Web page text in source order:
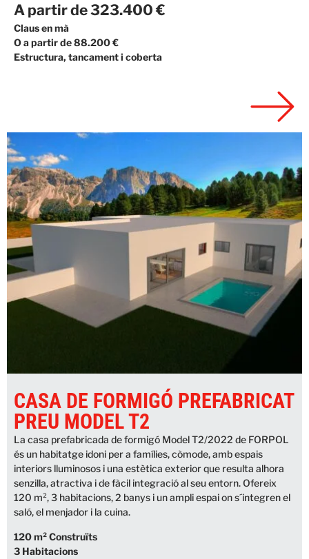
A partir de 323.400 €
Claus en mà
O a partir de 88.200 €
Estructura, tancament i coberta
CASA DE FORMIGÓ PREFABRICAT
PREU MODEL T2
La casa prefabricada de formigó Model T2/2022 de FORPOL
és un habitatge idoni per a famílies, còmode, amb espais
interiors lluminosos i una estètica exterior que resulta alhora
senzilla, atractiva i de fàcil integració al seu entorn. Ofereix
120 m², 3 habitacions, 2 banys i un ampli espai on s´integren el
saló, el menjador i la cuina.
120 m² Construïts
3 Habitacions